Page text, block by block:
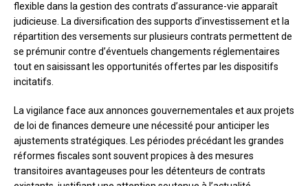
flexible dans la gestion des contrats d’assurance-vie apparaît
judicieuse. La diversification des supports d’investissement et la
répartition des versements sur plusieurs contrats permettent de
se prémunir contre d’éventuels changements réglementaires
tout en saisissant les opportunités offertes par les dispositifs
incitatifs.
La vigilance face aux annonces gouvernementales et aux projets
de loi de finances demeure une nécessité pour anticiper les
ajustements stratégiques. Les périodes précédant les grandes
réformes fiscales sont souvent propices à des mesures
transitoires avantageuses pour les détenteurs de contrats